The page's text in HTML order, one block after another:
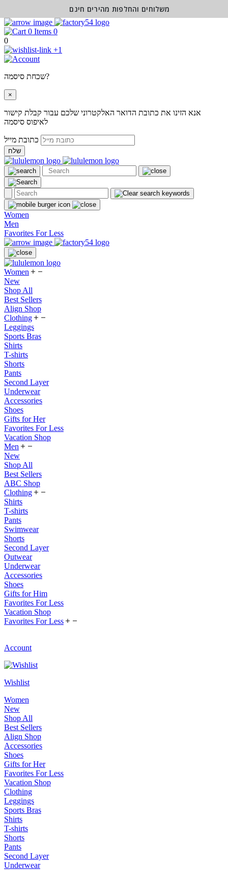
0
0
+1
שכחת סיסמה?
×
אנא הזינו את כתובת הדואר האלקטרוני שלכם עבור קבלת קישור
לאיפוס סיסמה
שלח
Women
Men
Favorites For Less
Women
New
Shop All
Best Sellers
Align Shop
Clothing
Leggings
Sports Bras
Shirts
T-shirts
Shorts
Pants
Second Layer
Underwear
Accessories
Shoes
Gifts for Her
Favorites For Less
Vacation Shop
Men
New
Shop All
Best Sellers
ABC Shop
Clothing
Shirts
T-shirts
Pants
Swimwear
Shorts
Second Layer
Outwear
Underwear
Accessories
Shoes
Gifts for Him
Favorites For Less
Vacation Shop
Favorites For Less
Account
Wishlist
Women
New
Shop All
Best Sellers
Align Shop
Accessories
Shoes
Gifts for Her
Favorites For Less
Vacation Shop
Clothing
Leggings
Sports Bras
Shirts
T-shirts
Shorts
Pants
Second Layer
Underwear
משלוחים והחלפות מהירים חינם